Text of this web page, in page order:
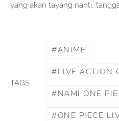
yang akan tayang nanti,
TAGS
ANIME
LIVE ACTION
NAMI ONE
ONE PIECE